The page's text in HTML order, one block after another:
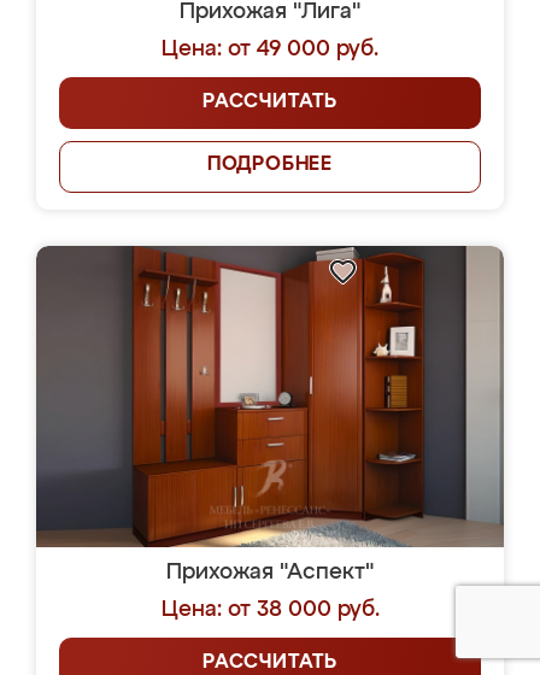
Прихожая "Лига"
Цена: от 49 000 руб.
РАССЧИТАТЬ
ПОДРОБНЕЕ
Прихожая "Аспект"
Цена: от 38 000 руб.
РАССЧИТАТЬ